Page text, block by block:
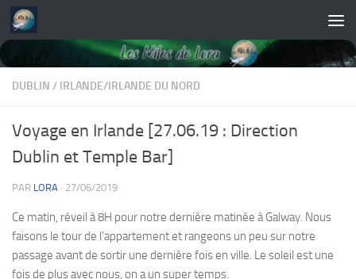
Skip to content
DUBLIN / IRLANDE/IRLANDE DU NORD
Voyage en Irlande [27.06.19 : Direction
Dublin et Temple Bar]
PAR LORA · 27/06/2019
Ce matin, réveil à 8H pour notre dernière matinée à Galway. Nous
faisons le tour de l’appartement et rangeons un peu sur notre
passage avant de sortir une dernière fois en ville. Le soleil est une
fois de plus avec nous, on a un super temps.